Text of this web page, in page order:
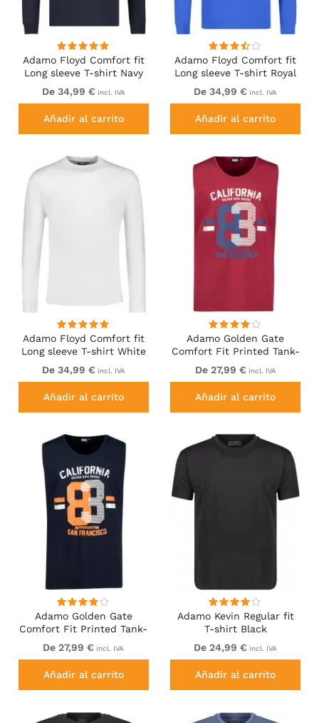
Adamo Floyd Comfort fit
Long sleeve T-shirt Navy
De 34,99 € incl. IVA
Añadir al carrito
Adamo Floyd Comfort fit
Long sleeve T-shirt Royal
Blue
De 34,99 € incl. IVA
Añadir al carrito
Adamo Floyd Comfort fit
Long sleeve T-shirt White
De 34,99 € incl. IVA
Añadir al carrito
Adamo Golden Gate
Comfort Fit Printed Tank-
top Burgundy
De 27,99 € incl. IVA
Añadir al carrito
Adamo Golden Gate
Comfort Fit Printed Tank-
top Navy
De 27,99 € incl. IVA
Añadir al carrito
Adamo Kevin Regular fit
T-shirt Black
De 24,99 € incl. IVA
Añadir al carrito